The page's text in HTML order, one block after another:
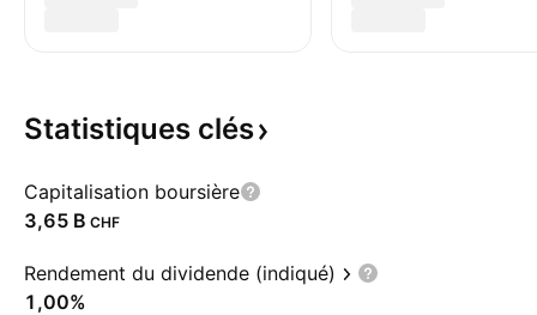
Statistiques clés
Capitalisation boursière
‪3,65 B‬ CHF
Rendement du dividende (indiqué)
1,00%